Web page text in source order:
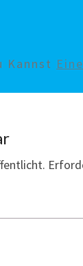
Kannst